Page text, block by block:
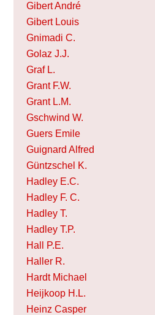
Gibert André
Gibert Louis
Gnimadi C.
Golaz J.J.
Graf L.
Grant F.W.
Grant L.M.
Gschwind W.
Guers Emile
Guignard Alfred
Güntzschel K.
Hadley E.C.
Hadley F. C.
Hadley T.
Hadley T.P.
Hall P.E.
Haller R.
Hardt Michael
Heijkoop H.L.
Heinz Casper